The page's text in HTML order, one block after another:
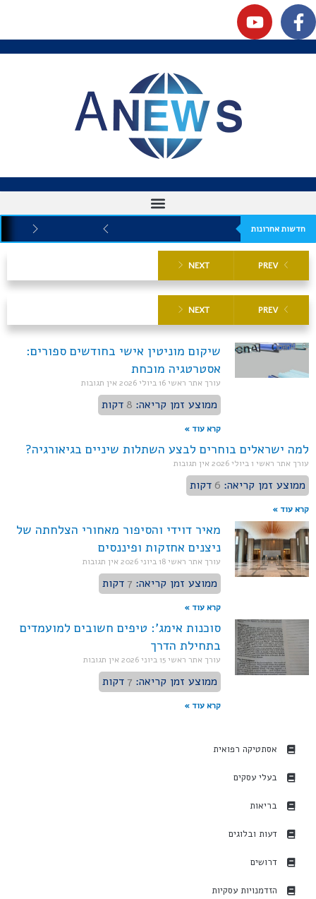
חדשות אחרונות
PREV
NEXT
PREV
NEXT
שיקום מוניטין אישי בחודשים ספורים:
אסטרטגיה מוכחת
עורך אתר ראשי16 ביולי 2026 אין תגובות
ממוצע זמן קריאה: 8 דקות
קרא עוד »
למה ישראלים בוחרים לבצע השתלות שיניים בגיאורגיה?
עורך אתר ראשי 1 ביולי 2026 אין תגובות
ממוצע זמן קריאה: 6 דקות
קרא עוד »
מאיר דוידי והסיפור מאחורי הצלחתה של
ניצנים אחזקות ופיננסים
עורך אתר ראשי18 ביוני 2026 אין תגובות
ממוצע זמן קריאה: 7 דקות
קרא עוד »
סוכנות אימג': טיפים חשובים למועמדים
בתחילת הדרך
עורך אתר ראשי15 ביוני 2026 אין תגובות
ממוצע זמן קריאה: 7 דקות
קרא עוד »
אסתטיקה רפואית
בעלי עסקים
בריאות
דעות ובלוגים
דרושים
הזדמנויות עסקיות